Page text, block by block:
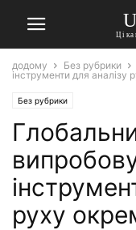
додому Без рубрики
інструменти для аналізу
Без рубрики
руху